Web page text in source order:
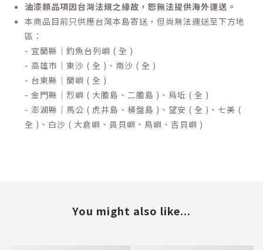
油漆類品項因台灣法規之緣故，恕無法提供海外運送。
本商品目前只供應台灣本島寄送，但尚無法運送至下方地
區：
- 宜蘭縣｜釣魚台列嶼 ( 全 )
- 高雄市｜東沙 ( 全 )、南沙 ( 全 )
- 台東縣｜蘭嶼 ( 全 )
- 金門縣｜烈嶼 ( 大膽島、二膽島 )、烏坵 ( 全 )
- 澎湖縣｜馬公 ( 虎井島、桶盤島 )、望安 ( 全 )、七美 (
全 )、白沙 ( 大倉嶼、員貝嶼、鳥嶼、吉貝嶼 )
You might also like...